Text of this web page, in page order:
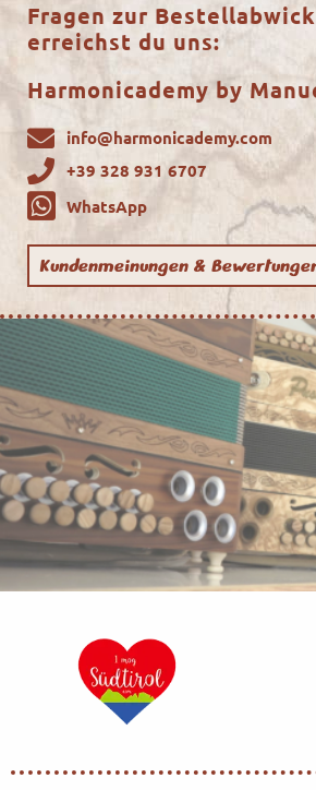
Fragen zur
erreichst du uns:
Harmonicademy by
info@harmonicademy.com
+39 328 931 6707
WhatsApp
Kundenmeinungen &